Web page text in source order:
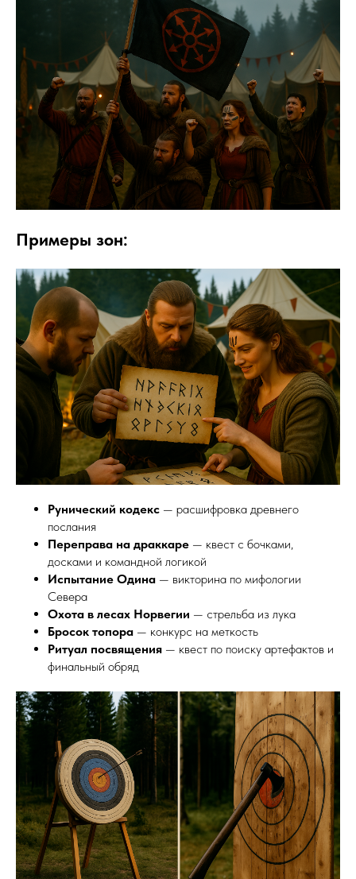
Примеры зон:
Рунический кодекс — расшифровка древнего
послания
Переправа на драккаре — квест с бочками,
досками и командной логикой
Испытание Одина — викторина по мифологии
Севера
Охота в лесах Норвегии — стрельба из лука
Бросок топора — конкурс на меткость
Ритуал посвящения — квест по поиску артефактов и
финальный обряд